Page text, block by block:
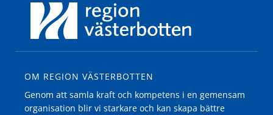
OM REGION VÄSTERBOTTEN
Genom att samla kraft och kompetens i en gemensam
organisation blir vi starkare och kan skapa bättre